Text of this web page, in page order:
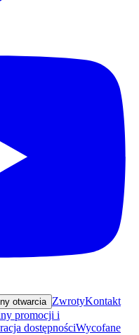
otwarcia ZwrotyKontakt
promocji i
dostępnościWycofane